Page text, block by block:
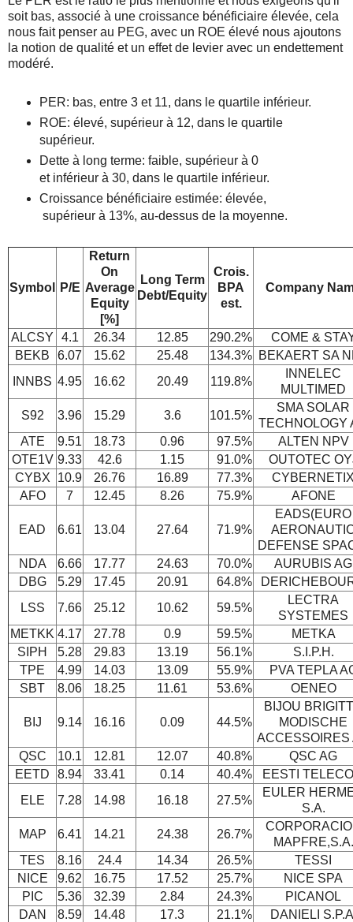
soit bas, associé à une croissance bénéficiaire élevée, cela
nous fait penser au PEG, avec un ROE élevé nous ajoutons
la notion de qualité et un effet de levier avec un endettement
modéré.
PER: bas, entre 3 et 11, dans le quartile inférieur.
ROE: élevé, supérieur à 12, dans le quartile
supérieur.
Dette à long terme: faible, supérieur à 0
et inférieur à 30, dans le quartile inférieur.
Croissance bénéficiaire estimée: élevée,
supérieur à 13%, au-dessus de la moyenne.
Symbol P/E
Return
On
Average
Equity
[%]
Long Term
Debt/Equity
Crois.
BPA
est.
Company
ALCSY 4.1 26.34 12.85 290.2%
COME &
BEKB
6.07 15.62 25.48 134.3% BEKAERT SA
INNBS 4.95 16.62 20.49 119.8%
INNELEC
MULTIMED
S92
3.96 15.29 3.6 101.5%
SMA SOLAR
TECHNOLOGY
ATE
9.51 18.73 0.96 97.5%
ALTEN NPV
OTE1V 9.33 42.6 1.15 91.0%
OUTOTEC
CYBX
10.9 26.76 16.89 77.3%
AFO
7 12.45 8.26 75.9% AFONE
EAD 6.61 13.04 27.64 71.9%
EADS(EURO
DEFENSE
NDA
6.66 17.77 24.63 70.0%
AURUBIS AG
DBG
5.29 17.45 20.91 64.8%
LSS
7.66 25.12 10.62 59.5%
LECTRA
SYSTEMES
METKK 4.17 27.78 0.9 59.5%
METKA
SIPH
5.28 29.83 13.19 56.1%
S.I.P.H.
TPE
4.99 14.03 13.09 55.9%
PVA TEPLA
SBT
8.06 18.25 11.61 53.6% OENEO
BIJ 9.14 16.16 0.09 44.5%
BIJOU
MODISCHE
ACCESSOIRES
QSC
10.1 12.81 12.07 40.8%
QSC AG
EETD
8.94 33.41 0.14 40.4%
EESTI
ELE
7.28 14.98 16.18 27.5%
EULER
S.A.
MAP
6.41 14.21 24.38 26.7%
MAPFRE,S.A.
TES
8.16 24.4 14.34 26.5%
TESSI
NICE
9.62 16.75 17.52 25.7%
NICE SPA
PIC
5.36 32.39 2.84 24.3%
PICANOL
DAN
8.59 14.48 17.3 21.1%
DANIELI